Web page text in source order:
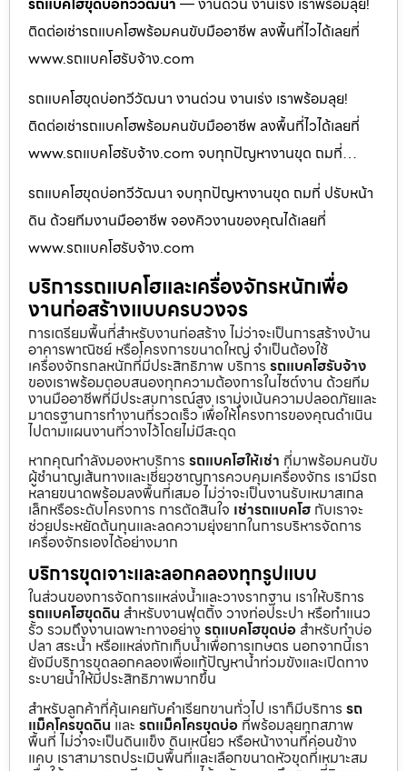
ติดต่อเช่ารถแบคโฮพร้อมคนขับมืออาชีพ ลงพื้นที่ไวได้เลยที่
www.รถแบคโฮรับจ้าง.com
รถแบคโฮขุดบ่อทวีวัฒนา งานด่วน งานเร่ง เราพร้อมลุย!
ติดต่อเช่ารถแบคโฮพร้อมคนขับมืออาชีพ ลงพื้นที่ไวได้เลยที่
www.รถแบคโฮรับจ้าง.com จบทุกปัญหางานขุด ถมที่…
รถแบคโฮขุดบ่อทวีวัฒนา จบทุกปัญหางานขุด ถมที่ ปรับหน้า
ดิน ด้วยทีมงานมืออาชีพ จองคิวงานของคุณได้เลยที่
www.รถแบคโฮรับจ้าง.com
บริการรถแบคโฮและเครื่องจักรหนักเพื่อ
งานก่อสร้างแบบครบวงจร
การเตรียมพื้นที่สำหรับงานก่อสร้าง ไม่ว่าจะเป็นการสร้างบ้าน
อาคารพาณิชย์ หรือโครงการขนาดใหญ่ จำเป็นต้องใช้
เครื่องจักรกลหนักที่มีประสิทธิภาพ บริการ รถแบคโฮรับจ้าง
ของเราพร้อมตอบสนองทุกความต้องการในไซต์งาน ด้วยทีม
งานมืออาชีพที่มีประสบการณ์สูง เรามุ่งเน้นความปลอดภัยและ
มาตรฐานการทำงานที่รวดเร็ว เพื่อให้โครงการของคุณดำเนิน
ไปตามแผนงานที่วางไว้โดยไม่มีสะดุด
หากคุณกำลังมองหาบริการ รถแบคโฮให้เช่า ที่มาพร้อมคนขับ
ผู้ชำนาญเส้นทางและเชี่ยวชาญการควบคุมเครื่องจักร เรามีรถ
หลายขนาดพร้อมลงพื้นที่เสมอ ไม่ว่าจะเป็นงานรับเหมาสเกล
เล็กหรือระดับโครงการ การตัดสินใจ เช่ารถแบคโฮ กับเราจะ
ช่วยประหยัดต้นทุนและลดความยุ่งยากในการบริหารจัดการ
เครื่องจักรเองได้อย่างมาก
บริการขุดเจาะและลอกคลองทุกรูปแบบ
ในส่วนของการจัดการแหล่งน้ำและวางรากฐาน เราให้บริการ
รถแบคโฮขุดดิน สำหรับงานฟุตติ้ง วางท่อประปา หรือทำแนว
รั้ว รวมถึงงานเฉพาะทางอย่าง รถแบคโฮขุดบ่อ สำหรับทำบ่อ
ปลา สระน้ำ หรือแหล่งกักเก็บน้ำเพื่อการเกษตร นอกจากนี้เรา
ยังมีบริการขุดลอกคลองเพื่อแก้ปัญหาน้ำท่วมขังและเปิดทาง
ระบายน้ำให้มีประสิทธิภาพมากขึ้น
สำหรับลูกค้าที่คุ้นเคยกับคำเรียกขานทั่วไป เราก็มีบริการ รถ
แม็คโครขุดดิน และ รถแม็คโครขุดบ่อ ที่พร้อมลุยทุกสภาพ
พื้นที่ ไม่ว่าจะเป็นดินแข็ง ดินเหนียว หรือหน้างานที่ค่อนข้าง
แคบ เราสามารถประเมินพื้นที่และเลือกขนาดหัวขุดที่เหมาะสม